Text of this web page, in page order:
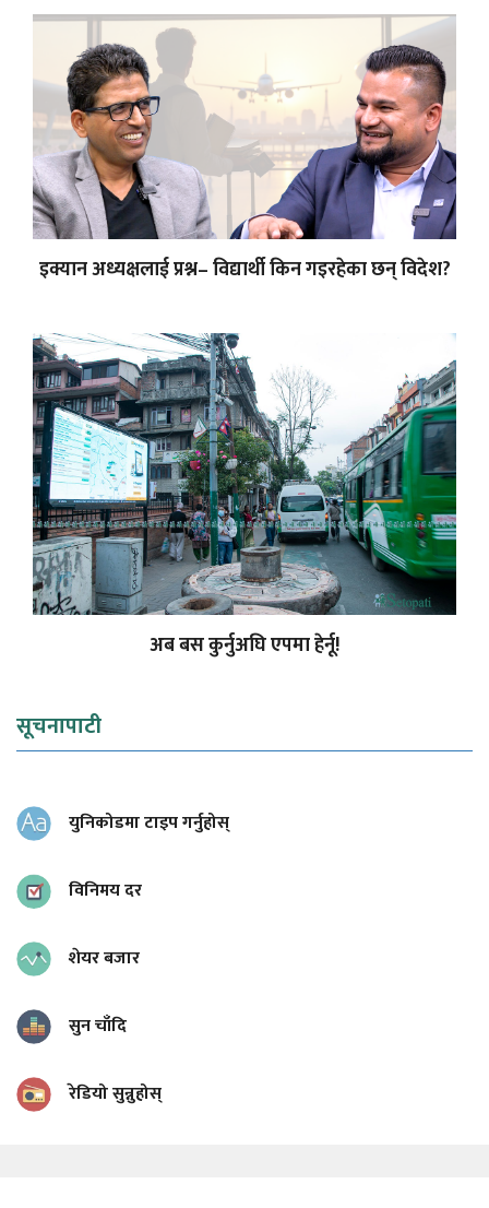
इक्यान अध्यक्षलाई प्रश्न– विद्यार्थी किन गइरहेका छन् विदेश?
अब बस कुर्नुअघि एपमा हेर्नू!
सूचनापाटी
युनिकोडमा टाइप गर्नुहोस्
विनिमय दर
शेयर बजार
सुन चाँदि
रेडियो सुन्नुहोस्